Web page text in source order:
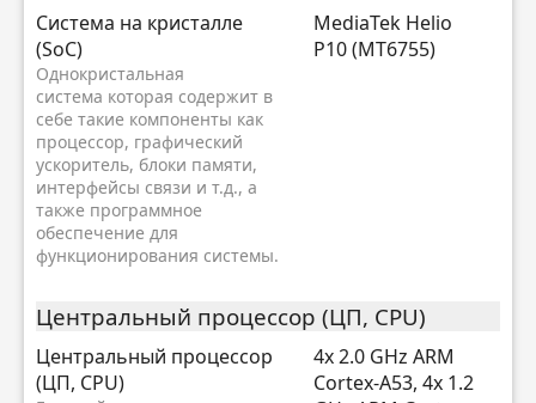
Система на кристалле
(SoC)
Однокристальная
система которая содержит в
себе такие компоненты как
процессор, графический
ускоритель, блоки памяти,
интерфейсы связи и т.д., а
также программное
обеспечение для
функционирования системы.
MediaTek Helio
P10 (MT6755)
Центральный процессор (ЦП, CPU)
Центральный процессор
(ЦП, CPU)
4x 2.0 GHz ARM
Cortex-A53, 4x 1.2